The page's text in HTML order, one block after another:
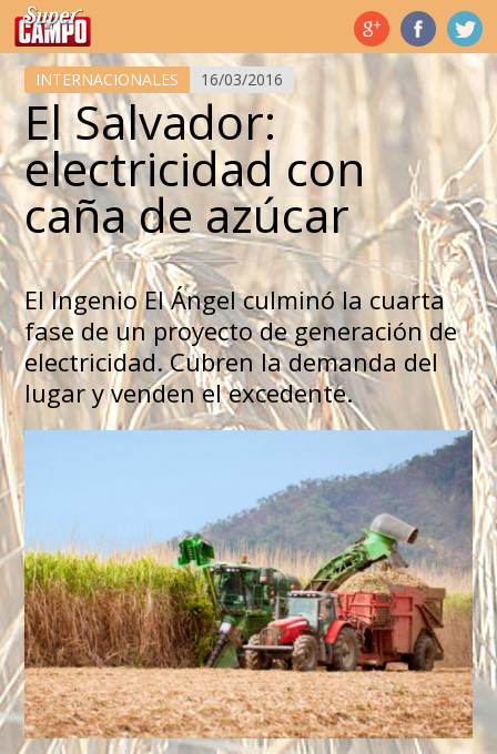
Temas de hoy
INTERNACIONALES 16/03/2016
El Salvador:
electricidad con
caña de azúcar
El Ingenio El Ángel culminó la cuarta
fase de un proyecto de generación de
electricidad. Cubren la demanda del
lugar y venden el excedente.